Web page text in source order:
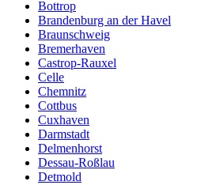
Bottrop
Brandenburg an der Havel
Braunschweig
Bremerhaven
Castrop-Rauxel
Celle
Chemnitz
Cottbus
Cuxhaven
Darmstadt
Delmenhorst
Dessau-Roßlau
Detmold